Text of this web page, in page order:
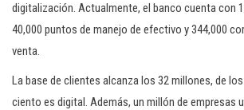
digitalización. Actualmente, el banco cuenta con
40,000 puntos de manejo de efectivo y 344,000
venta.
La base de clientes alcanza los 32 millones, de
ciento es digital. Además, un millón de empresas